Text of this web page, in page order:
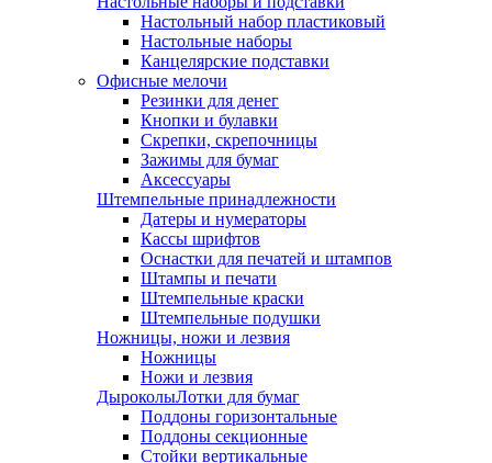
Настольный набор пластиковый
Настольные наборы
Канцелярские подставки
Офисные мелочи
Резинки для денег
Кнопки и булавки
Скрепки, скрепочницы
Зажимы для бумаг
Аксессуары
Штемпельные принадлежности
Датеры и нумераторы
Кассы шрифтов
Оснастки для печатей и штампов
Штампы и печати
Штемпельные краски
Штемпельные подушки
Ножницы, ножи и лезвия
Ножницы
Ножи и лезвия
ДыроколыЛотки для бумаг
Поддоны горизонтальные
Поддоны секционные
Стойки вертикальные